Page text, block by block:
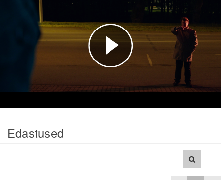
Esita
Edastused